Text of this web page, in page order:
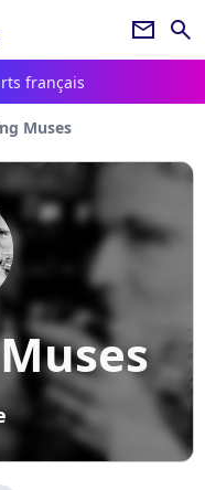
newsletter search
français
Muses